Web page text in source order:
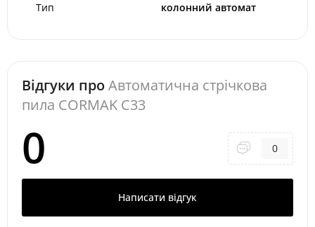
Тип колонний автомат
Відгуки проАвтоматична стрічкова
пила CORMAK C33
0 0
Написати відгук